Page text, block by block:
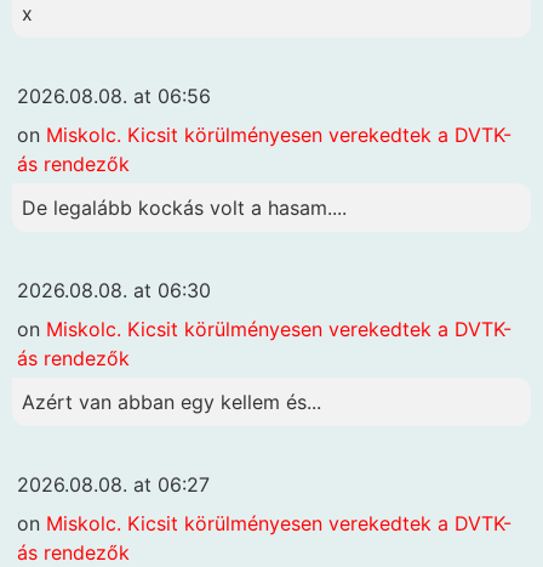
x
2026.08.08. at 06:56
on Miskolc. Kicsit körülményesen verekedtek a DVTK-
ás rendezők
De legalább kockás volt a hasam....
2026.08.08. at 06:30
on Miskolc. Kicsit körülményesen verekedtek a DVTK-
ás rendezők
Azért van abban egy kellem és...
2026.08.08. at 06:27
on Miskolc. Kicsit körülményesen verekedtek a DVTK-
ás rendezők